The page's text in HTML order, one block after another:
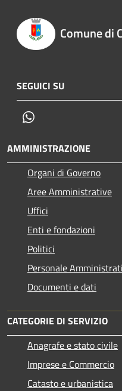
Comune di
SEGUICI SU
AMMINISTRAZIONE
Organi di Governo
Aree Amministrative
Uffici
Enti e fondazioni
Politici
Personale
Documenti e dati
CATEGORIE DI SERVIZIO
Anagrafe e stato civile
Imprese e Commercio
Catasto e urbanistica